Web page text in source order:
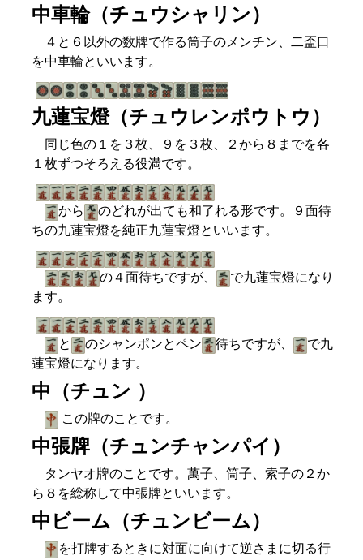
中車輪（チュウシャリン）
４と６以外の数牌で作る筒子のメンチン、二盃口
を中車輪といいます。
九蓮宝燈（チュウレンポウトウ）
同じ色の１を３枚、９を３枚、２から８までを各
１枚ずつそろえる役満です。
から
のどれが出ても和了れる形です。９面待
ちの九蓮宝燈を純正九蓮宝燈といいます。
の４面待ちですが、
で九蓮宝燈になり
ます。
と のシャンポンとペン 待ちですが、
で九
蓮宝燈になります。
中（チュン ）
この牌のことです。
中張牌（チュンチャンパイ）
タンヤオ牌のことです。萬子、筒子、索子の２か
ら８を総称して中張牌といいます。
中ビーム（チュンビーム）
を打牌するときに対面に向けて逆さまに切る行